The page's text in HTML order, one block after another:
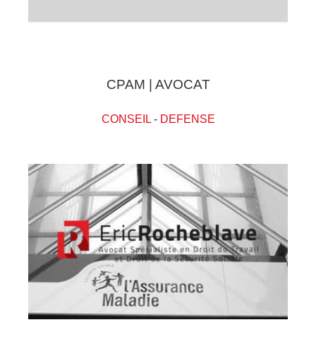
CPAM | AVOCAT
CONSEIL- DEFENSE